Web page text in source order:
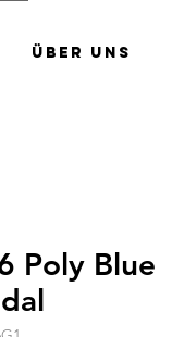
Über uns
Poly Blue